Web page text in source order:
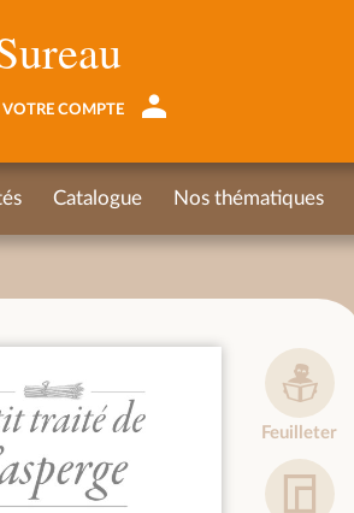
Feuilleter
VOTRE COMPTE
Catalogue Nos thématiques